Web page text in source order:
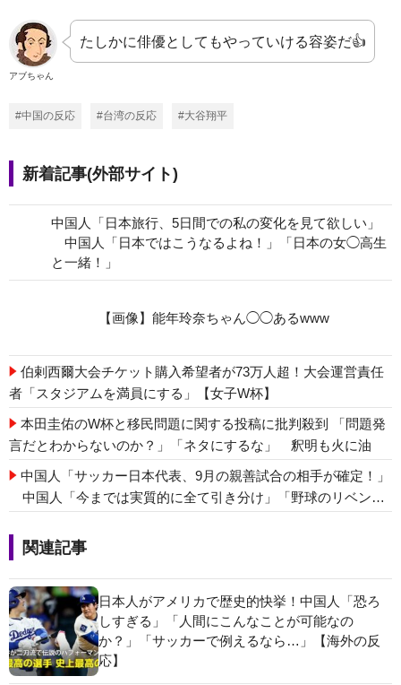
アブちゃん
たしかに俳優としてもやっていける容姿だ👍️
#中国の反応 #台湾の反応 #大谷翔平
新着記事(外部サイト)
中国人「日本旅行、5日間での私の変化を見て欲しい」
中国人「日本ではこうなるよね！」「日本の女◯高生
と一緒！」
【画像】能年玲奈ちゃん◯◯あるwww
伯剌西爾大会チケット購入希望者が73万人超！大会運営責任
者「スタジアムを満員にする」【女子W杯】
本田圭佑のW杯と移民問題に関する投稿に批判殺到 「問題発
言だとわからないのか？」「ネタにするな」 釈明も火に油
中国人「サッカー日本代表、9月の親善試合の相手が確定！」
中国人「今までは実質的に全て引き分け」「野球のリベンジ
関連記事
日本人がアメリカで歴史的快挙！中国人「恐ろ
しすぎる」「人間にこんなことが可能なの
か？」「サッカーで例えるなら…」【海外の反
応】